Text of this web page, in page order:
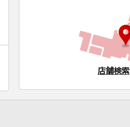
店舗検索